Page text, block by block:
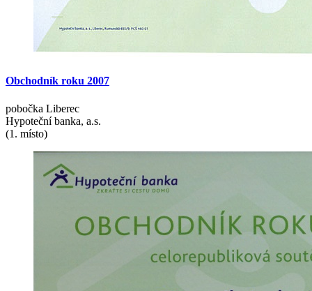
Obchodník roku 2007
pobočka Liberec
Hypoteční banka, a.s.
(1. místo)